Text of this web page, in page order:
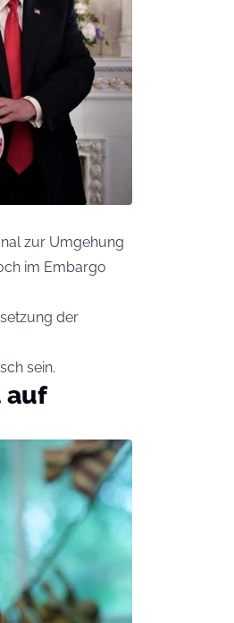
zur Umgehung
im Embargo
der
sein.
auf